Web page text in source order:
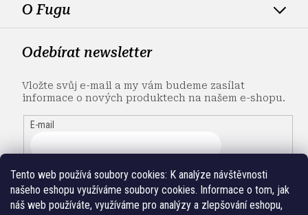
Tento web používá soubory cookies: K analýze návštěvnosti
našeho eshopu využíváme soubory cookies. Informace o tom, jak
náš web používáte, využíváme pro analýzy a zlepšování eshopu,
O Fugu
Odebírat newsletter
Vložte svůj e-mail a my vám budeme zasílat
informace o nových produktech na našem e-shopu.
E-mail